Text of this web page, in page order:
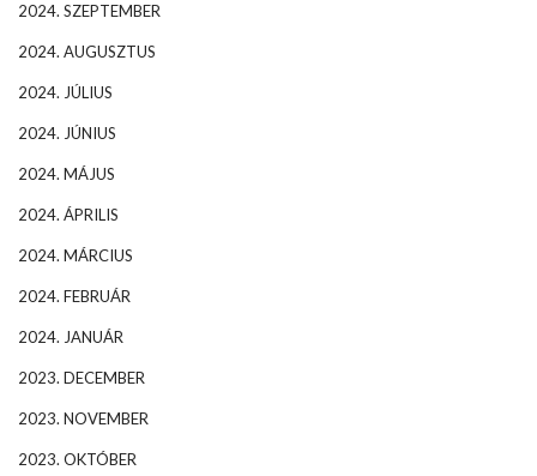
2024. SZEPTEMBER
2024. AUGUSZTUS
2024. JÚLIUS
2024. JÚNIUS
2024. MÁJUS
2024. ÁPRILIS
2024. MÁRCIUS
2024. FEBRUÁR
2024. JANUÁR
2023. DECEMBER
2023. NOVEMBER
2023. OKTÓBER